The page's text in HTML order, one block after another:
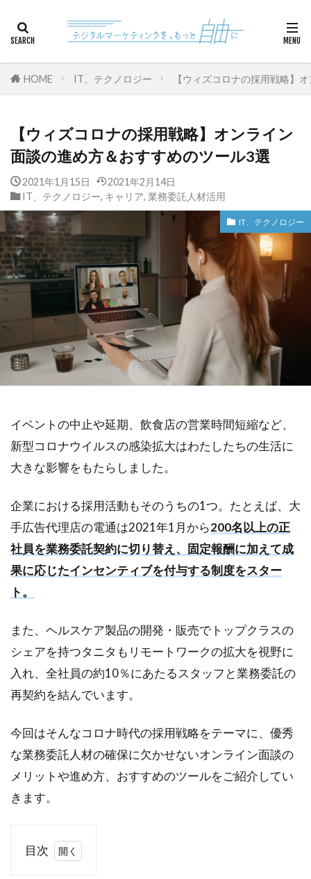
HOME IT、テクノロジー 【ウィズコロナの採用戦略】
【ウィズコロナの採用戦略】オンライン
面談の進め方＆おすすめのツール3選
2021年1月15日
2021年2月14日
IT、テクノロジー, キャリア, 業務委託人材活用
IT、テクノロジー
イベントの中止や延期、飲食店の営業時間短縮など、
新型コロナウイルスの感染拡大はわたしたちの生活に
大きな影響をもたらしました。
企業における採用活動もそのうちの1つ。たとえば、大
手広告代理店の電通は2021年1月から200名以上の正
社員を業務委託契約に切り替え、固定報酬に加えて成
果に応じたインセンティブを付与する制度をスター
ト。
また、ヘルスケア製品の開発・販売でトップクラスの
シェアを持つタニタもリモートワークの拡大を視野に
入れ、全社員の約10％にあたるスタッフと業務委託の
再契約を結んでいます。
今回はそんなコロナ時代の採用戦略をテーマに、優秀
な業務委託人材の確保に欠かせないオンライン面談の
メリットや進め方、おすすめのツールをご紹介してい
きます。
目次